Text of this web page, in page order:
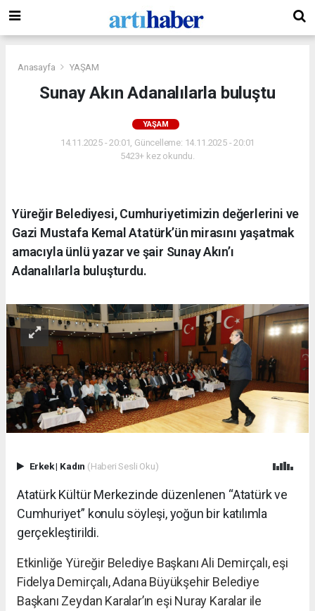
Anasayfa YAŞAM
Sunay Akın Adanalılarla buluştu
YAŞAM
14.11.2025 - 20:01, Güncelleme: 14.11.2025 - 20:01
5423+ kez okundu.
Yüreğir Belediyesi, Cumhuriyetimizin değerlerini ve
Gazi Mustafa Kemal Atatürk’ün mirasını yaşatmak
amacıyla ünlü yazar ve şair Sunay Akın’ı
Adanalılarla buluşturdu.
Erkek| Kadın (Haberi Sesli Oku)
Atatürk Kültür Merkezinde düzenlenen “Atatürk ve
Cumhuriyet” konulu söyleşi, yoğun bir katılımla
gerçekleştirildi.
Etkinliğe Yüreğir Belediye Başkanı Ali Demirçalı, eşi
Fidelya Demirçalı, Adana Büyükşehir Belediye
Başkanı Zeydan Karalar’ın eşi Nuray Karalar ile